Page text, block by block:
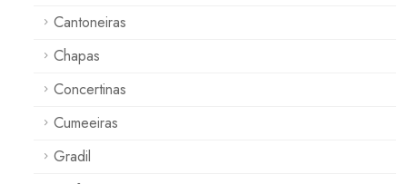
Cantoneiras
Chapas
Concertinas
Cumeeiras
Gradil